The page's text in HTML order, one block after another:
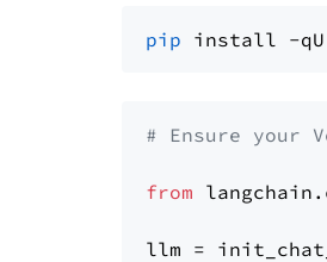
pip install -qU
# Ensure your
from
llm =